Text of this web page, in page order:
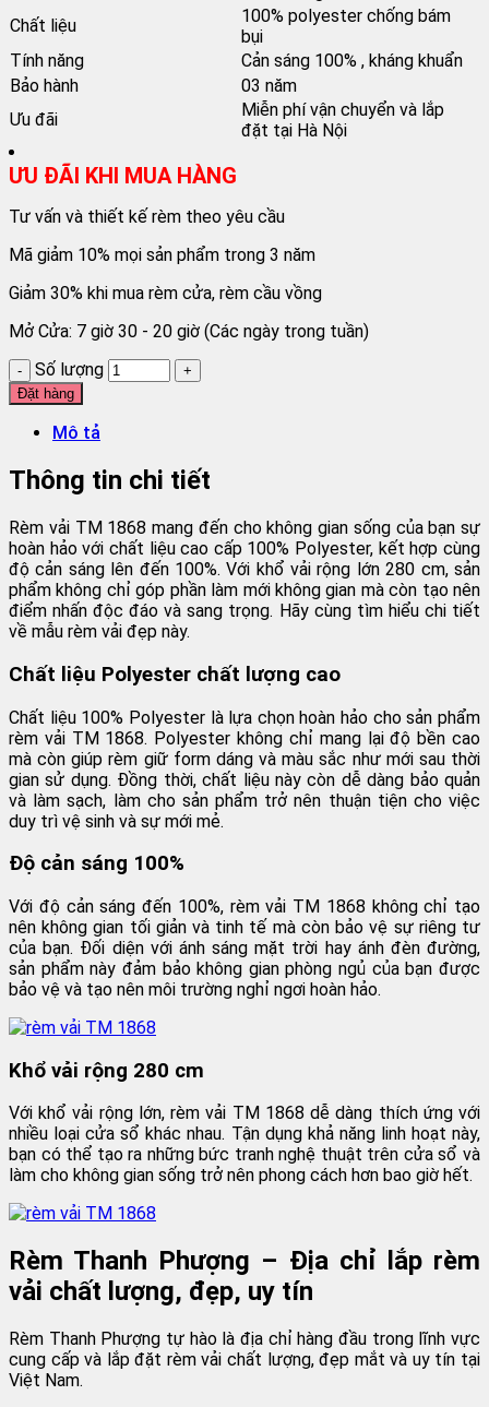
Chất liệu
100% polyester chống bám
bụi
Tính năng
Cản sáng 100% , kháng khuẩn
Bảo hành
03 năm
Ưu đãi
Miễn phí vận chuyển và lắp
đặt tại Hà Nội
ƯU ĐÃI KHI MUA HÀNG
Tư vấn và thiết kế rèm theo yêu cầu
Mã giảm 10% mọi sản phẩm trong 3 năm
Giảm 30% khi mua rèm cửa, rèm cầu vồng
Mở Cửa: 7 giờ 30 - 20 giờ (Các ngày trong tuần)
Số lượng
Đặt hàng
Mô tả
Thông tin chi tiết
Rèm vải TM 1868 mang đến cho không gian sống của bạn sự
hoàn hảo với chất liệu cao cấp 100% Polyester, kết hợp cùng
độ cản sáng lên đến 100%. Với khổ vải rộng lớn 280 cm, sản
phẩm không chỉ góp phần làm mới không gian mà còn tạo nên
điểm nhấn độc đáo và sang trọng. Hãy cùng tìm hiểu chi tiết
về mẫu rèm vải đẹp này.
Chất liệu Polyester chất lượng cao
Chất liệu 100% Polyester là lựa chọn hoàn hảo cho sản phẩm
rèm vải TM 1868. Polyester không chỉ mang lại độ bền cao
mà còn giúp rèm giữ form dáng và màu sắc như mới sau thời
gian sử dụng. Đồng thời, chất liệu này còn dễ dàng bảo quản
và làm sạch, làm cho sản phẩm trở nên thuận tiện cho việc
duy trì vệ sinh và sự mới mẻ.
Độ cản sáng 100%
Với độ cản sáng đến 100%, rèm vải TM 1868 không chỉ tạo
nên không gian tối giản và tinh tế mà còn bảo vệ sự riêng tư
của bạn. Đối diện với ánh sáng mặt trời hay ánh đèn đường,
sản phẩm này đảm bảo không gian phòng ngủ của bạn được
bảo vệ và tạo nên môi trường nghỉ ngơi hoàn hảo.
Khổ vải rộng 280 cm
Với khổ vải rộng lớn, rèm vải TM 1868 dễ dàng thích ứng với
nhiều loại cửa sổ khác nhau. Tận dụng khả năng linh hoạt này,
bạn có thể tạo ra những bức tranh nghệ thuật trên cửa sổ và
làm cho không gian sống trở nên phong cách hơn bao giờ hết.
Rèm Thanh Phượng – Địa chỉ lắp rèm
vải chất lượng, đẹp, uy tín
Rèm Thanh Phượng tự hào là địa chỉ hàng đầu trong lĩnh vực
cung cấp và lắp đặt rèm vải chất lượng, đẹp mắt và uy tín tại
Việt Nam.